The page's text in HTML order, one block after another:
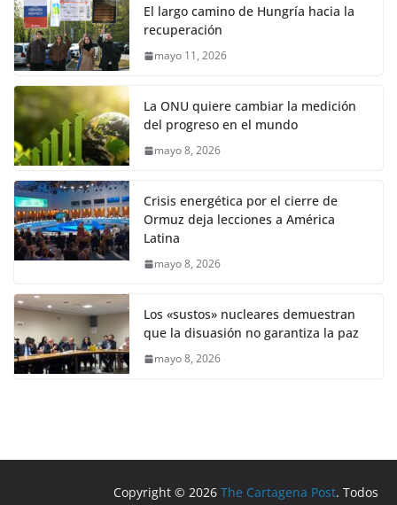
El largo camino de Hungría hacia la
recuperación
mayo 11, 2026
La ONU quiere cambiar la medición
del progreso en el mundo
mayo 8, 2026
Crisis energética por el cierre de
Ormuz deja lecciones a América
Latina
mayo 8, 2026
Los «sustos» nucleares demuestran
que la disuasión no garantiza la paz
mayo 8, 2026
Copyright © 2026The Cartagena Post. Todos